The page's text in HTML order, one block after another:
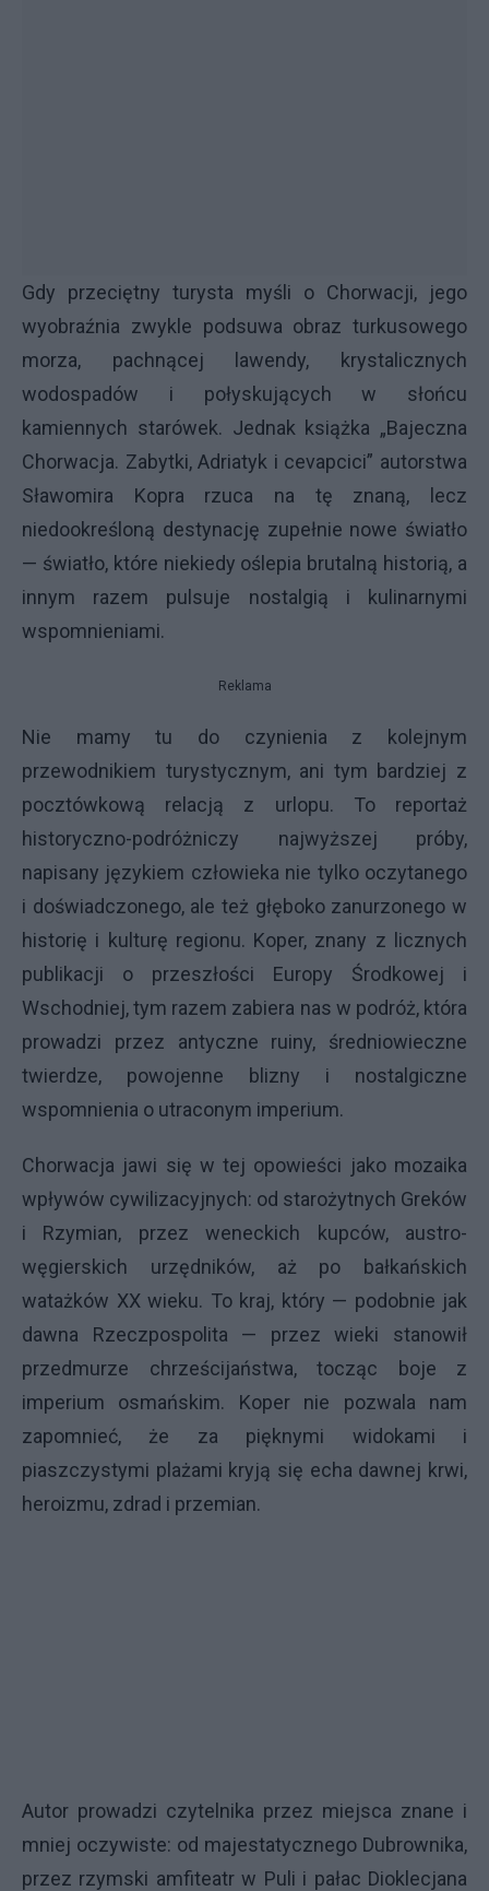
Gdy przeciętny turysta myśli o Chorwacji, jego
wyobraźnia zwykle podsuwa obraz turkusowego
morza, pachnącej lawendy, krystalicznych
wodospadów i połyskujących w słońcu
kamiennych starówek. Jednak książka „Bajeczna
Chorwacja. Zabytki, Adriatyk i cevapcici” autorstwa
Sławomira Kopra rzuca na tę znaną, lecz
niedookreśloną destynację zupełnie nowe światło
— światło, które niekiedy oślepia brutalną historią, a
innym razem pulsuje nostalgią i kulinarnymi
wspomnieniami.
Reklama
Nie mamy tu do czynienia z kolejnym
przewodnikiem turystycznym, ani tym bardziej z
pocztówkową relacją z urlopu. To reportaż
historyczno-podróżniczy najwyższej próby,
napisany językiem człowieka nie tylko oczytanego
i doświadczonego, ale też głęboko zanurzonego w
historię i kulturę regionu. Koper, znany z licznych
publikacji o przeszłości Europy Środkowej i
Wschodniej, tym razem zabiera nas w podróż, która
prowadzi przez antyczne ruiny, średniowieczne
twierdze, powojenne blizny i nostalgiczne
wspomnienia o utraconym imperium.
Chorwacja jawi się w tej opowieści jako mozaika
wpływów cywilizacyjnych: od starożytnych Greków
i Rzymian, przez weneckich kupców, austro-
węgierskich urzędników, aż po bałkańskich
watażków XX wieku. To kraj, który — podobnie jak
dawna Rzeczpospolita — przez wieki stanowił
przedmurze chrześcijaństwa, tocząc boje z
imperium osmańskim. Koper nie pozwala nam
zapomnieć, że za pięknymi widokami i
piaszczystymi plażami kryją się echa dawnej krwi,
heroizmu, zdrad i przemian.
Autor prowadzi czytelnika przez miejsca znane i
mniej oczywiste: od majestatycznego Dubrownika,
przez rzymski amfiteatr w Puli i pałac Dioklecjana